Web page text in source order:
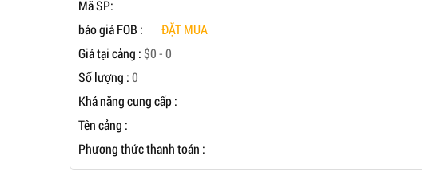
Mã SP:
báo giá FOB :
ĐẶT MUA
Giá tại cảng :$0 - 0
Số lượng :0
Khả năng cung cấp :
Tên cảng :
Phương thức thanh toán :